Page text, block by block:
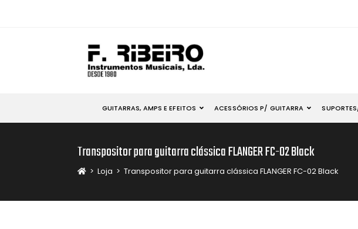
GUITARRAS, AMPS E EFEITOS ACESSÓRIOS P/ GUITARRA
Transpositor para guitarra clássica FLANGER FC-02 Black
> Loja > Transpositor para guitarra clássica FLANGER FC-02 Black